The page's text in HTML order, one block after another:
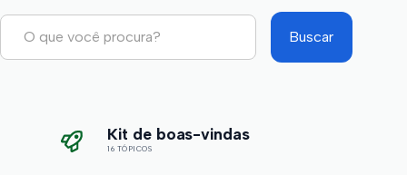
Kit de boas-vindas
16 TÓPICOS